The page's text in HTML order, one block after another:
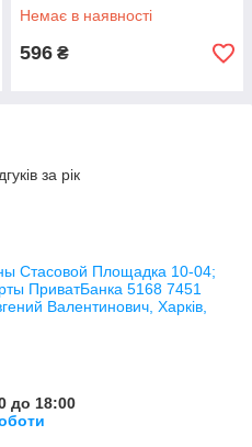
Немає в наявності
596 ₴
за рік
Стасовой Площадка 10-04;
ПриватБанка 5168 7451
Валентинович, Харків,
до 18:00